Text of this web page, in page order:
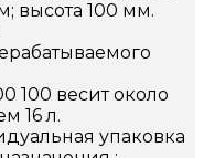
высота 100 мм.
100 весит около
16 л.
упаковка